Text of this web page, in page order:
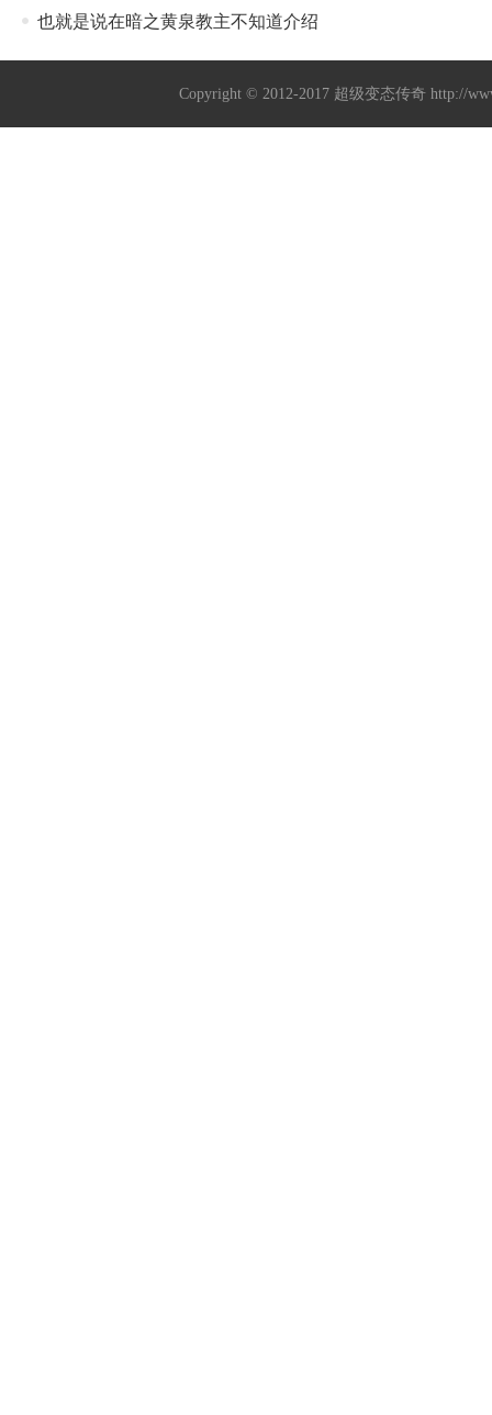
也就是说在暗之黄泉教主不知道介绍
Copyright © 2012-2017 超级变态传奇 http://